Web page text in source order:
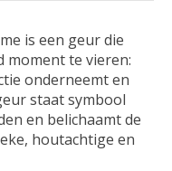
is een geur die
moment te vieren:
onderneemt en
staat symbool
en belichaamt de
houtachtige en